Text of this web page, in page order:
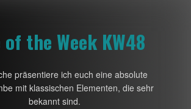
of the Week KW48
präsentiere ich euch eine absolute
mit klassischen Elementen, die sehr
bekannt sind.